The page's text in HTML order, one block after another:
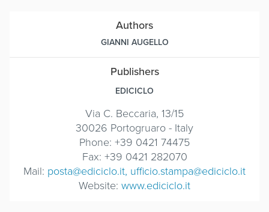
Authors
GIANNI AUGELLO
Publishers
EDICICLO
Via C. Beccaria, 13/15
30026 Portogruaro - Italy
Phone: +39 0421 74475
Fax: +39 0421 282070
Mail: posta@ediciclo.it, ufficio.stampa@ediciclo.it
Website: www.ediciclo.it